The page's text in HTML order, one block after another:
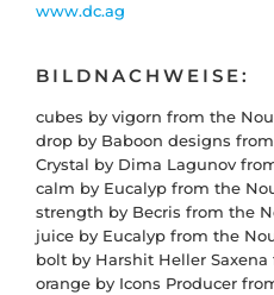
www.dc.ag
BILDNACHWEISE:
cubes by vigorn from the
drop by Baboon designs
Crystal by Dima Lagunov
calm by Eucalyp from the
strength by Becris from the
juice by Eucalyp from the
bolt by Harshit Heller
orange by Icons Producer